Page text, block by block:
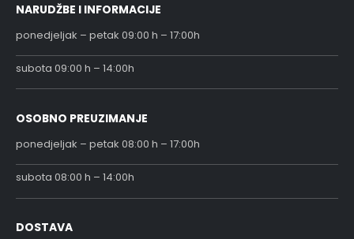
NARUDŽBE I INFORMACIJE
ponedjeljak – petak 09:00 h – 17:00h
subota 09:00 h – 14:00h
OSOBNO PREUZIMANJE
ponedjeljak – petak 08:00 h – 17:00h
subota 08:00 h – 14:00h
DOSTAVA